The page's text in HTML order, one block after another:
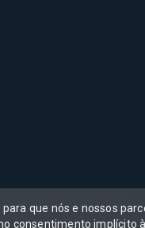
que nós e nossos
consentimento implícito